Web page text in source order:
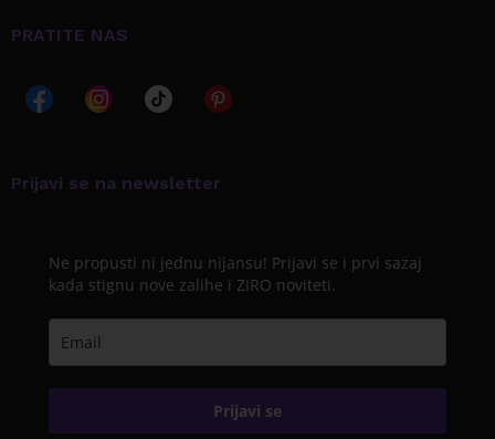
PRATITE NAS
Prijavi se na newsletter
Ne propusti ni jednu nijansu! Prijavi se i prvi sazaj
kada stignu nove zalihe i ZIRO noviteti.
Prijavi se